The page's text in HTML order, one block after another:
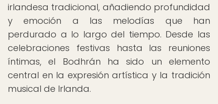
irlandesa tradicional, añadiendo profundidad
y emoción a las melodías que han
perdurado a lo largo del tiempo. Desde las
celebraciones festivas hasta las reuniones
íntimas, el Bodhrán ha sido un elemento
central en la expresión artística y la tradición
musical de Irlanda.